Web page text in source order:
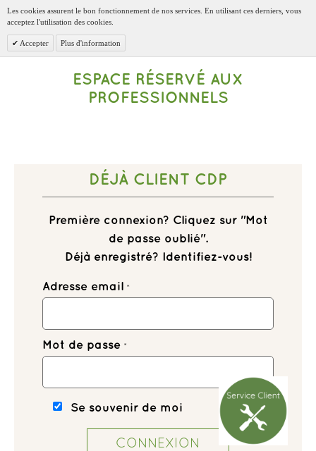
Les cookies assurent le bon fonctionnement de nos services. En utilisant ces derniers, vous
acceptez l'utilisation des cookies.
Accepter Plus d'information
ESPACE RÉSERVÉ AUX
PROFESSIONNELS
DÉJÀ CLIENT CDP
Première connexion? Cliquez sur "Mot
de passe oublié".
Déjà enregistré? Identifiez-vous!
Adresse email
Mot de passe
Se souvenir de moi
CONNEXION